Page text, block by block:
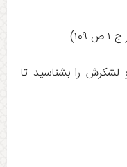
را بشناسید تا